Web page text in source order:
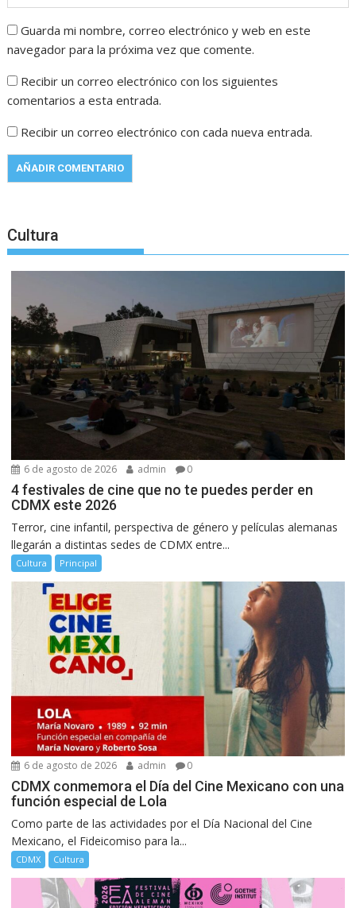
Guarda mi nombre, correo electrónico y web en este
navegador para la próxima vez que comente.
Recibir un correo electrónico con los siguientes
comentarios a esta entrada.
Recibir un correo electrónico con cada nueva entrada.
Cultura
6 de agosto de 2026 admin 0
4 festivales de cine que no te puedes perder en
CDMX este 2026
Terror, cine infantil, perspectiva de género y películas alemanas
llegarán a distintas sedes de CDMX entre...
Cultura Principal
6 de agosto de 2026 admin 0
CDMX conmemora el Día del Cine Mexicano con una
función especial de Lola
Como parte de las actividades por el Día Nacional del Cine
Mexicano, el Fideicomiso para la...
CDMX Cultura